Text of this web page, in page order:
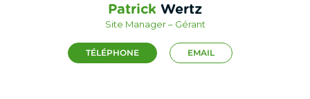
Patrick Wertz
Site Manager – Gérant
TÉLÉPHONE EMAIL